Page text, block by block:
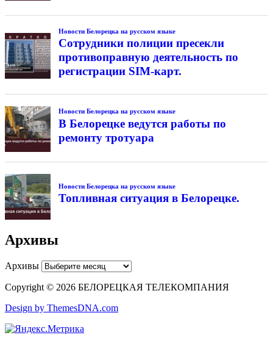
Новости Белорецка на русском языке
Сотрудники полиции пресекли
противоправную деятельность по
регистрации SIM-карт.
Новости Белорецка на русском языке
В Белорецке ведутся работы по
ремонту тротуара
Новости Белорецка на русском языке
Топливная ситуация в Белорецке.
Архивы
Архивы
Copyright © 2026 БЕЛОРЕЦКАЯ ТЕЛЕКОМПАНИЯ
Design by ThemesDNA.com